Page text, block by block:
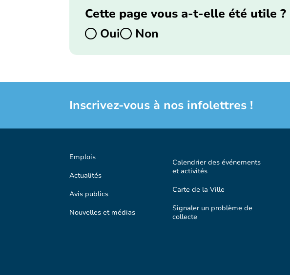
Cette page vous a-t-elle été utile ?
Oui
Non
Inscrivez-vous à nos infolettres !
Emplois
Actualités
Avis publics
Nouvelles et médias
Calendrier des événements
et activités
Carte de la Ville
Signaler un problème de
collecte